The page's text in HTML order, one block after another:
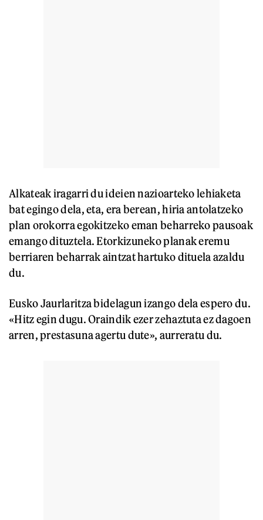
Alkateak iragarri du ideien nazioarteko lehiaketa
bat egingo dela, eta, era berean, hiria antolatzeko
plan orokorra egokitzeko eman beharreko pausoak
emango dituztela. Etorkizuneko planak eremu
berriaren beharrak aintzat hartuko dituela azaldu
du.
Eusko Jaurlaritza bidelagun izango dela espero du.
«Hitz egin dugu. Oraindik ezer zehaztuta ez dagoen
arren, prestasuna agertu dute», aurreratu du.